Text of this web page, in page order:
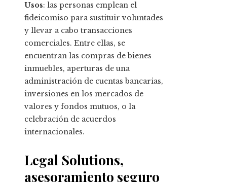
Usos: las personas emplean el
fideicomiso para sustituir voluntades
y llevar a cabo transacciones
comerciales. Entre ellas, se
encuentran las compras de bienes
inmuebles, aperturas de una
administración de cuentas bancarias,
inversiones en los mercados de
valores y fondos mutuos, o la
celebración de acuerdos
internacionales.
Legal Solutions,
asesoramiento seguro